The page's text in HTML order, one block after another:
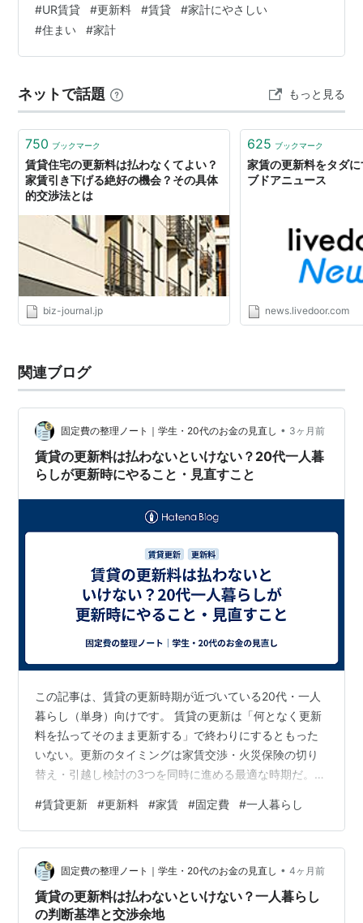
リスト::不動産関連
す。 この記事では、URの「更新料ゼロ」がどれだけ暮ら
しをラクにしてくれるのか、 数字を使いながらやさしく
解説します。 目次 UR賃貸の“更新料ゼロ”はどれだけ家計
更新料はどれくらい？ ■ UR賃貸は“更新料ゼロ”でずっと
同じ…
#UR賃貸 #更新料 #賃貸 #家計にやさしい
#住まい #家計
ネットで話題 もっと見る
750 ブックマーク
賃貸住宅の更新料は払わなくてよい？
家賃引き下げる絶好の機会？その具体
的交渉法とは
biz-journal.jp
625 ブックマーク
家賃の更新料をタダ
ブドアニュース
news.livedoor.com
関連ブログ
固定費の整理ノート｜学生・20代のお金の見直し • 3ヶ月前
賃貸の更新料は払わないといけない？20代一人暮
らしが更新時にやること・見直すこと
この記事は、賃貸の更新時期が近づいている20代・一人
暮らし（単身）向けです。 賃貸の更新は「何となく更新
料を払ってそのまま更新する」で終わりにするともった
いない。更新のタイミングは家賃交渉・火災保険の切り
替え・引越し検討の3つを同時に進める最適な時期だ。更
わるケースがある。 — Contents → 結論だけ読む（30
秒） 01結論更新時は家賃交渉・保険切り替え・引越し検
討を同時に進める 02更新料の仕組み：払わないといけな
いか更新料の法的な位置づけと相場 03更新時の家賃交
渉：タイミングと進め方更新の2〜3か月前が唯一の交渉
タイミング 04…
#賃貸更新 #更新料 #家賃 #固定費 #一人暮らし
固定費の整理ノート｜学生・20代のお金の見直し • 4ヶ月前
賃貸の更新料は払わないといけない？一人暮らし
の判断基準と交渉余地